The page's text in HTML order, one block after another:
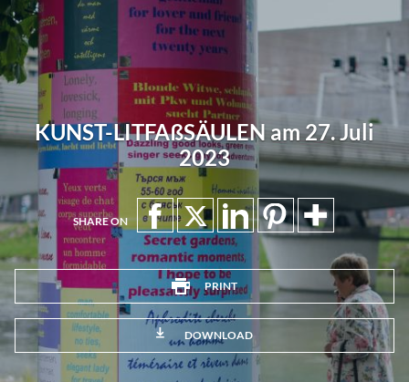
KUNST-LITFAßSÄULEN am 27. Juli
2023
SHARE ON
PRINT
DOWNLOAD